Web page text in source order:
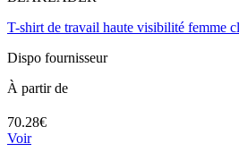
T-shirt de travail haute visibilité femme
Dispo fournisseur
À partir de
70.28€
Voir